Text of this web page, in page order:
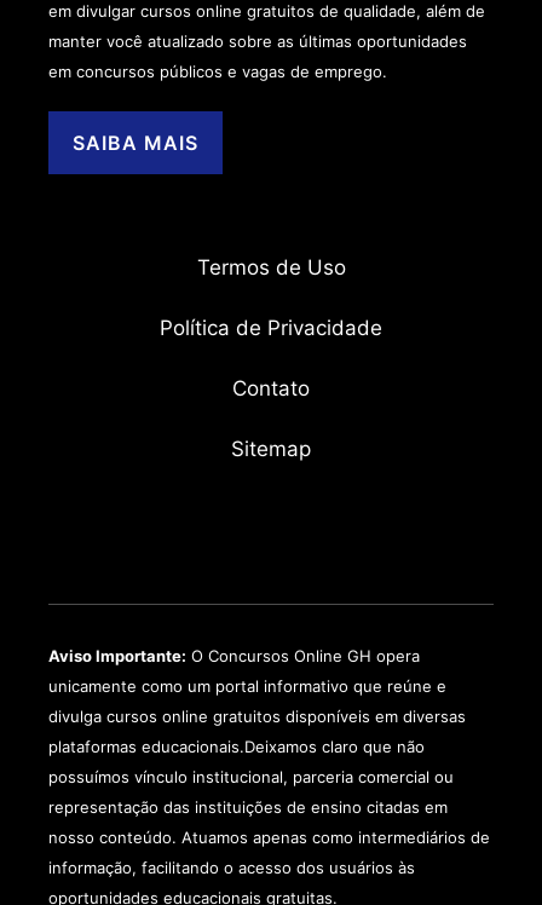
em divulgar cursos online gratuitos de qualidade, além de
manter você atualizado sobre as últimas oportunidades
em concursos públicos e vagas de emprego.
SAIBA MAIS
Termos de Uso
Política de Privacidade
Contato
Sitemap
Aviso Importante: O Concursos Online GH opera
unicamente como um portal informativo que reúne e
divulga cursos online gratuitos disponíveis em diversas
plataformas educacionais.Deixamos claro que não
possuímos vínculo institucional, parceria comercial ou
representação das instituições de ensino citadas em
nosso conteúdo. Atuamos apenas como intermediários de
informação, facilitando o acesso dos usuários às
oportunidades educacionais gratuitas.